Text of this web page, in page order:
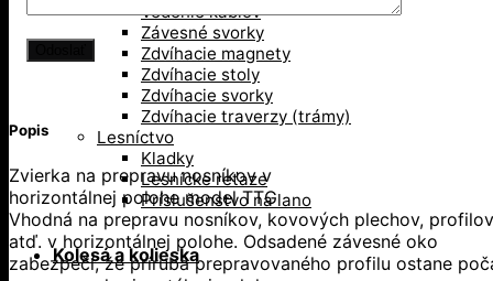
Vedenie káblov
Závesné svorky
Zdvíhacie magnety
Zdvíhacie stoly
Zdvíhacie svorky
Zdvíhacie traverzy (trámy)
Lesníctvo
Kladky
Lesnícke reťaze
Príslušenstvo na lano
Kolesá a kolieska
Popis
Zvierka na prepravu nosníkov v
horizontálnej polohe model TTG
Vhodná na prepravu nosníkov, kovových plechov, profilov
atď. v horizontálnej polohe. Odsadené závesné oko
zabezpečí, že príruba prepravovaného profilu ostane